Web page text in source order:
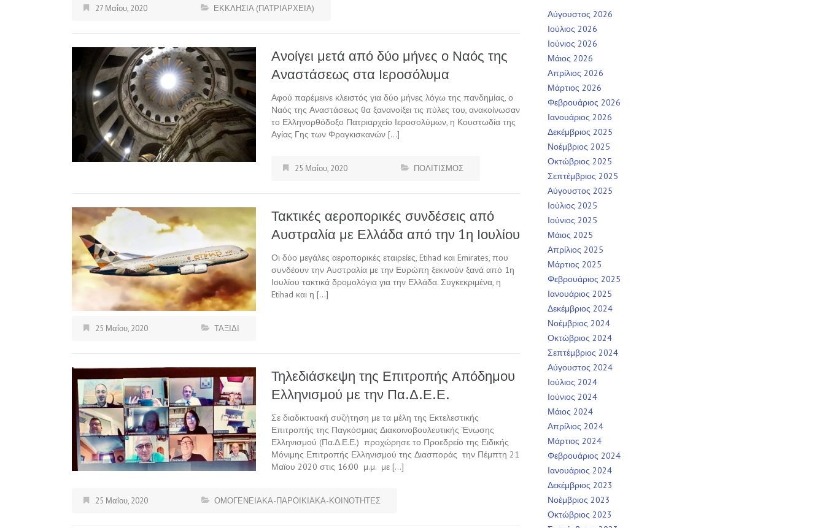
27 Μαΐου, 2020 ΕΚΚΛΗΣΙΑ (ΠΑΤΡΙΑΡΧΕΙΑ)
Ανοίγει μετά από δύο μήνες ο Ναός της
Αναστάσεως στα Ιεροσόλυμα
Αφού παρέμεινε κλειστός για δύο μήνες λόγω της πανδημίας, ο
Ναός της Αναστάσεως θα ξανανοίξει τις πύλες του, ανακοίνωσαν
το Ελληνορθόδοξο Πατριαρχείο Ιεροσολύμων, η Κουστωδία της
Αγίας Γης των Φραγκισκανών […]
25 Μαΐου, 2020 ΠΟΛΙΤΙΣΜΟΣ
Τακτικές αεροπορικές συνδέσεις από
Αυστραλία με Ελλάδα από την 1η Ιουλίου
Οι δύο μεγάλες αεροπορικές εταιρείες, Etihad και Emirates, που
συνδέουν την Αυστραλία με την Ευρώπη ξεκινούν ξανά από 1η
Ιουλίου τακτικά δρομολόγια για την Ελλάδα. Συγκεκριμένα, η
Etihad και η […]
25 Μαΐου, 2020 ΤΑΞΙΔΙ
Τηλεδιάσκεψη της Επιτροπής Απόδημου
Ελληνισμού με την Πα.Δ.Ε.Ε.
Σε διαδικτυακή συζήτηση με τα μέλη της Εκτελεστικής
Επιτροπής της Παγκόσμιας Διακοινοβουλευτικής Ένωσης
Ελληνισμού (Πα.Δ.Ε.Ε.) προχώρησε το Προεδρείο της Ειδικής
Μόνιμης Επιτροπής Ελληνισμού της Διασποράς την Πέμπτη 21
Μαϊου 2020 στις 16:00 μ.μ. με […]
25 Μαΐου, 2020 ΟΜΟΓΕΝΕΙΑΚΑ-ΠΑΡΟΙΚΙΑΚΑ-ΚΟΙΝΟΤΗΤΕΣ
Αύγουστος 2026
Ιούλιος 2026
Ιούνιος 2026
Μάιος 2026
Απρίλιος 2026
Μάρτιος 2026
Φεβρουάριος 2026
Ιανουάριος 2026
Δεκέμβριος 2025
Νοέμβριος 2025
Οκτώβριος 2025
Σεπτέμβριος 2025
Αύγουστος 2025
Ιούλιος 2025
Ιούνιος 2025
Μάιος 2025
Απρίλιος 2025
Μάρτιος 2025
Φεβρουάριος 2025
Ιανουάριος 2025
Δεκέμβριος 2024
Νοέμβριος 2024
Οκτώβριος 2024
Σεπτέμβριος 2024
Αύγουστος 2024
Ιούλιος 2024
Ιούνιος 2024
Μάιος 2024
Απρίλιος 2024
Μάρτιος 2024
Φεβρουάριος 2024
Ιανουάριος 2024
Δεκέμβριος 2023
Νοέμβριος 2023
Οκτώβριος 2023